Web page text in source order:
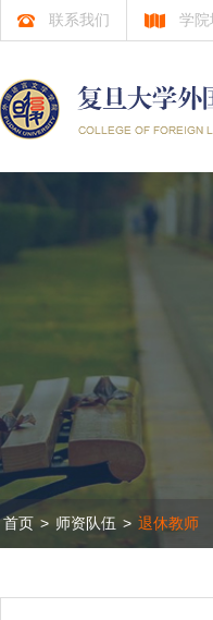
联系我们 学院
首页 > 师资队伍 > 退休教师